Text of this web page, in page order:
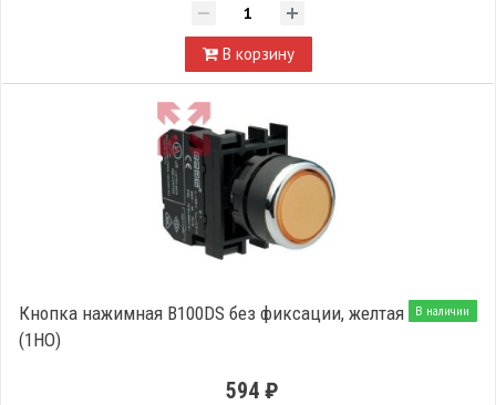
В корзину
В наличии
Кнопка нажимная B100DS без фиксации, желтая
(1НО)
594 ₽